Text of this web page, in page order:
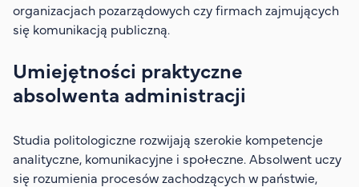
organizacjach pozarządowych czy firmach zajmujących
się komunikacją publiczną.
Umiejętności praktyczne
absolwenta administracji
Studia politologiczne rozwijają szerokie kompetencje
analityczne, komunikacyjne i społeczne. Absolwent uczy
się rozumienia procesów zachodzących w państwie,